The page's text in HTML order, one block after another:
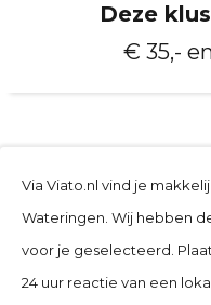
Deze
€ 35,-
Via Viato.nl vind je
Wateringen. Wij hebben
voor je geselecteerd.
24 uur reactie van een